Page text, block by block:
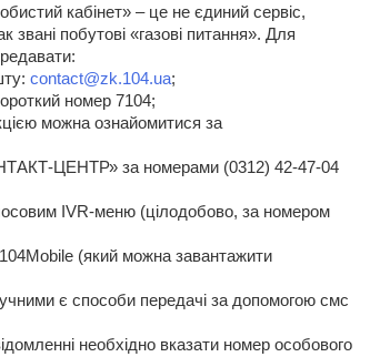
кабінет» – це не єдиний сервіс,
звані побутові «газові питання». Для
contact@zk.104.ua;
номер 7104;
можна ознайомитися за
ЦЕНТР» за номерами (0312) 42-47-04
IVR-меню (цілодобово, за номером
(який можна завантажити
є способи передачі за допомогою смс
необхідно вказати номер особового